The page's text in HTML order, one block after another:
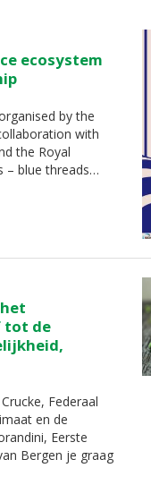
ecosystem
by the
with
the Royal
– blue threads…
tot de
Federaal
en de
Eerste
Bergen je graag